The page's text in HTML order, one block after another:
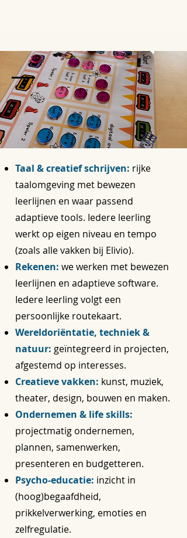
Taal & creatief schrijven: rijke
taalomgeving met bewezen
leerlijnen en waar passend
adaptieve tools. Iedere leerling
werkt op eigen niveau en tempo
(zoals alle vakken bij Elivio).
Rekenen: we werken met bewezen
leerlijnen en adaptieve software.
Iedere leerling volgt een
persoonlijke routekaart.
Wereldoriëntatie, techniek &
natuur: geïntegreerd in projecten,
afgestemd op interesses.
Creatieve vakken: kunst, muziek,
theater, design, bouwen en maken.
Ondernemen & life skills:
projectmatig ondernemen,
plannen, samenwerken,
presenteren en budgetteren.
Psycho-educatie: inzicht in
(hoog)begaafdheid,
prikkelverwerking, emoties en
zelfregulatie.